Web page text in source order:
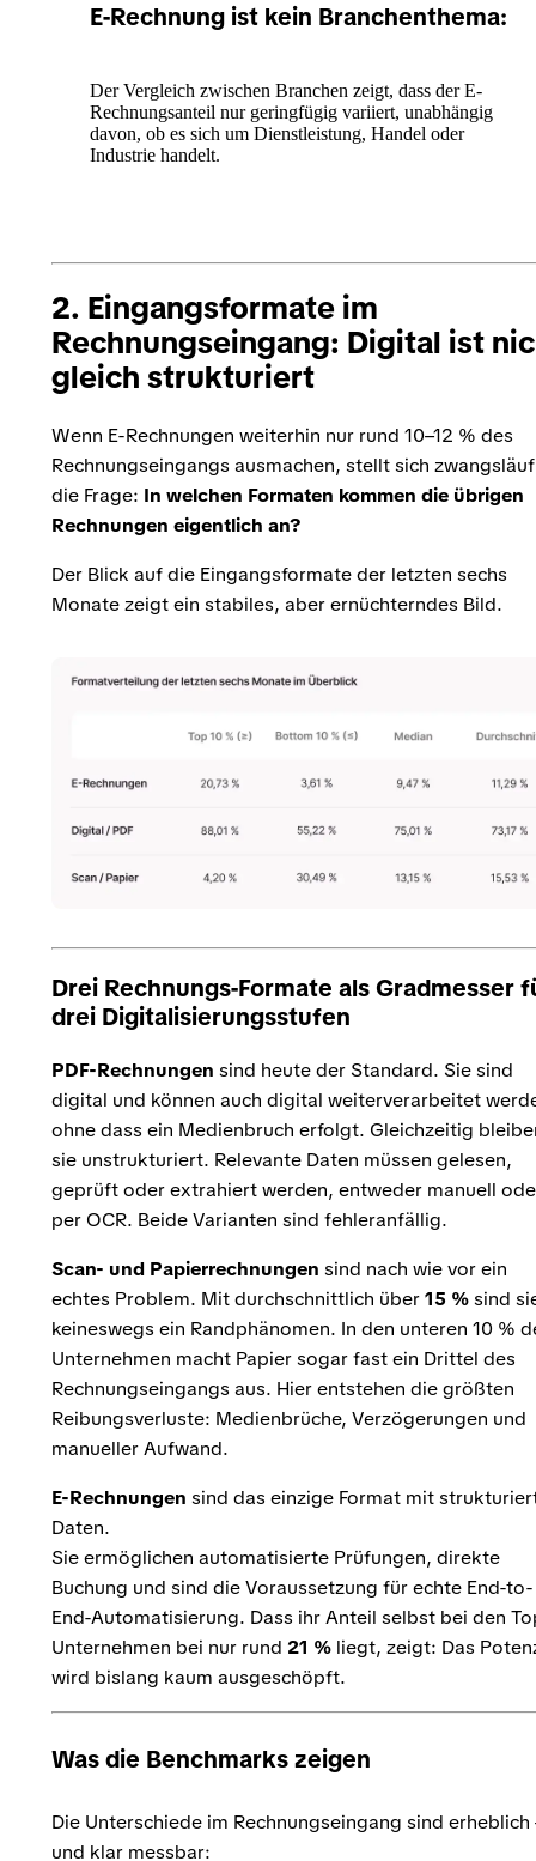
E-Rechnung ist kein Branchenthema:
Der Vergleich zwischen Branchen zeigt, dass der E-
Rechnungsanteil nur geringfügig variiert, unabhängig
davon, ob es sich um Dienstleistung, Handel oder
Industrie handelt.
2. Eingangsformate im
Rechnungseingang: Digital ist
gleich strukturiert
Wenn E-Rechnungen weiterhin nur rund 10–12 % des
Rechnungseingangs ausmachen, stellt sich
die Frage: In welchen Formaten kommen die übrigen
Rechnungen eigentlich an?
Der Blick auf die Eingangsformate der letzten sechs
Monate zeigt ein stabiles, aber ernüchterndes Bild.
Drei Rechnungs-Formate als Gradmesser
drei Digitalisierungsstufen
PDF-Rechnungen sind heute der Standard. Sie sind
digital und können auch digital weiterverarbeitet
ohne dass ein Medienbruch erfolgt. Gleichzeitig
sie unstrukturiert. Relevante Daten müssen gelesen,
geprüft oder extrahiert werden, entweder manuell
per OCR. Beide Varianten sind fehleranfällig.
Scan- und Papierrechnungen sind nach wie vor ein
echtes Problem. Mit durchschnittlich über15 %sind
keineswegs ein Randphänomen. In den unteren 10 %
Unternehmen macht Papier sogar fast ein Drittel des
Rechnungseingangs aus. Hier entstehen die größten
Reibungsverluste: Medienbrüche, Verzögerungen und
manueller Aufwand.
E-Rechnungen sind das einzige Format mit
Daten.
Sie ermöglichen automatisierte Prüfungen, direkte
Buchung und sind die Voraussetzung für echte End-to-
End-Automatisierung. Dass ihr Anteil selbst bei den
Unternehmen bei nur rund 21 % liegt, zeigt: Das
wird bislang kaum ausgeschöpft.
Was die Benchmarks zeigen
Die Unterschiede im Rechnungseingang sind erheblich
und klar messbar: